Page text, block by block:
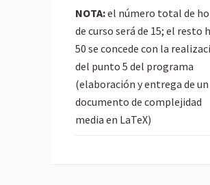
NOTA:el número total de
de curso será de 15; el resto
50 se concede con la
del punto 5 del programa
(elaboración y entrega de un
documento de complejidad
media en LaTeX)